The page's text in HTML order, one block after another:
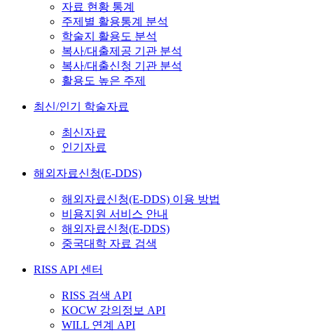
자료 현황 통계
주제별 활용통계 분석
학술지 활용도 분석
복사/대출제공 기관 분석
복사/대출신청 기관 분석
활용도 높은 주제
최신/인기 학술자료
최신자료
인기자료
해외자료신청(E-DDS)
해외자료신청(E-DDS) 이용 방법
비용지원 서비스 안내
해외자료신청(E-DDS)
중국대학 자료 검색
RISS API 센터
RISS 검색 API
KOCW 강의정보 API
WILL 연계 API